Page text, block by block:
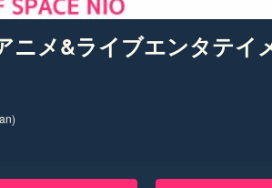
ニメ&ライブエンタテイ